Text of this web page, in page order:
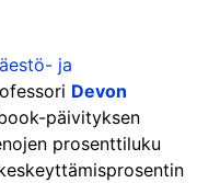
ja
Devon
päivityksen
prosenttiluku